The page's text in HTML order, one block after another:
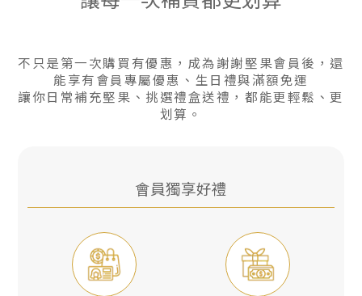
不只是第一次購買有優惠，成為謝謝堅果會員後，還
能享有會員專屬優惠、生日禮與滿額免運
讓你日常補充堅果、挑選禮盒送禮，都能更輕鬆、更
划算。
會員獨享好禮